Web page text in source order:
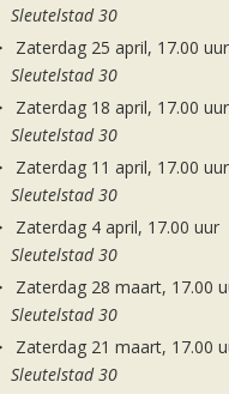
Sleutelstad 30
Zaterdag 25 april, 17.00 uur
Sleutelstad 30
Zaterdag 18 april, 17.00 uur
Sleutelstad 30
Zaterdag 11 april, 17.00 uur
Sleutelstad 30
Zaterdag 4 april, 17.00 uur
Sleutelstad 30
Zaterdag 28 maart, 17.00
Sleutelstad 30
Zaterdag 21 maart, 17.00
Sleutelstad 30